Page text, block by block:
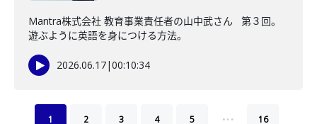
Mantra株式会社 教育事業責任者の山中武さん 第３回。
遊ぶように英語を身につける方法。
2026.06.17|00:10:34
1 2 3 4 5 … 16